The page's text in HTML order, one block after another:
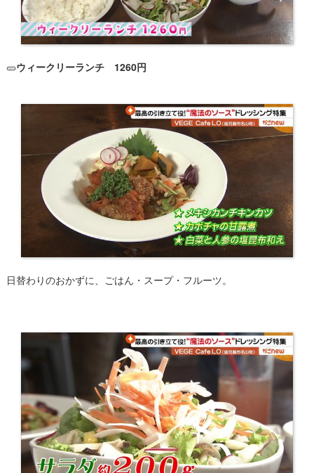
🥒ウィークリーランチ 1260円
日替わりのおかずに、ごはん・スープ・フルーツ。